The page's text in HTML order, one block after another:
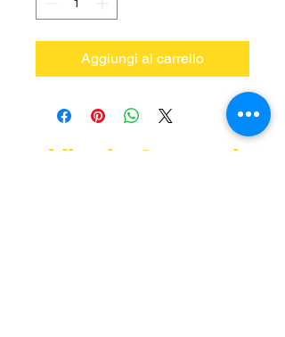
Aggiungi al carrello
Vieni a trovarci